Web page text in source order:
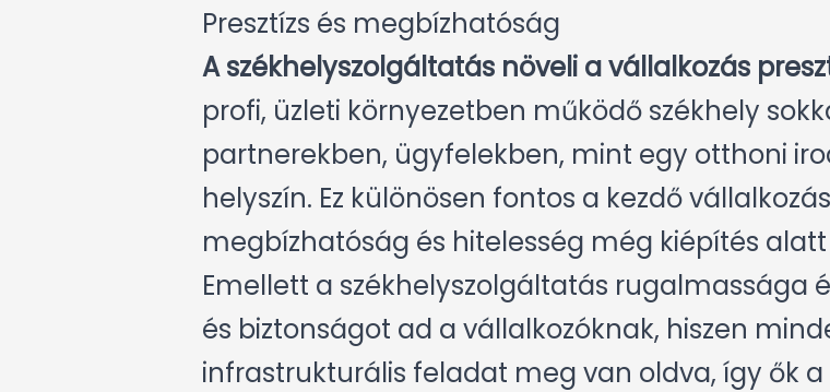
Presztízs és megbízhatóság
A székhelyszolgáltatás növeli a vállalkozás
profi, üzleti környezetben működő székhely
partnerekben, ügyfelekben, mint egy otthoni
helyszín. Ez különösen fontos a kezdő
megbízhatóság és hitelesség még kiépítés alatt
Emellett a székhelyszolgáltatás rugalmassága
és biztonságot ad a vállalkozóknak, hiszen
infrastrukturális feladat meg van oldva, így ők